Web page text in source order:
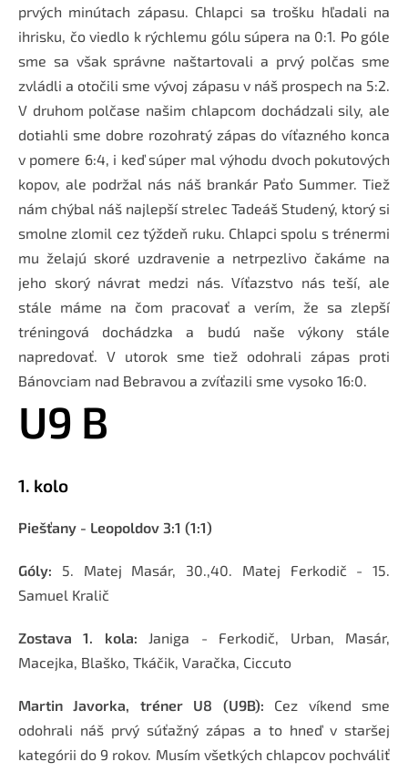
prvých minútach zápasu. Chlapci sa trošku hľadali na
ihrisku, čo viedlo k rýchlemu gólu súpera na 0:1. Po góle
sme sa však správne naštartovali a prvý polčas sme
zvládli a otočili sme vývoj zápasu v náš prospech na 5:2.
V druhom polčase našim chlapcom dochádzali sily, ale
dotiahli sme dobre rozohratý zápas do víťazného konca
v pomere 6:4, i keď súper mal výhodu dvoch pokutových
kopov, ale podržal nás náš brankár Paťo Summer. Tiež
nám chýbal náš najlepší strelec Tadeáš Studený, ktorý si
smolne zlomil cez týždeň ruku. Chlapci spolu s trénermi
mu želajú skoré uzdravenie a netrpezlivo čakáme na
jeho skorý návrat medzi nás. Víťazstvo nás teší, ale
stále máme na čom pracovať a verím, že sa zlepší
tréningová dochádzka a budú naše výkony stále
napredovať. V utorok sme tiež odohrali zápas proti
Bánovciam nad Bebravou a zvíťazili sme vysoko 16:0.
U9 B
1. kolo
Piešťany - Leopoldov 3:1 (1:1)
Góly: 5. Matej Masár, 30.,40. Matej Ferkodič - 15.
Samuel Kralič
Zostava 1. kola: Janiga - Ferkodič, Urban, Masár,
Macejka, Blaško, Tkáčik, Varačka, Ciccuto
Martin Javorka, tréner U8 (U9B): Cez víkend sme
odohrali náš prvý súťažný zápas a to hneď v staršej
kategórii do 9 rokov. Musím všetkých chlapcov pochváliť